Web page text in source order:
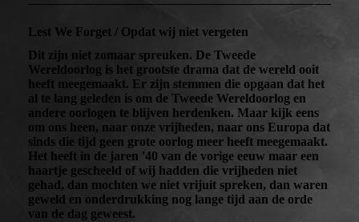
Lest We Forget / Opdat wij niet vergeten
Dit zijn niet zomaar spreuken. De Tweede
Wereldoorlog is het grootste drama dat de wereld ooit
heeft meegemaakt. Er zijn stemmen die opgaan dat het
al te lang geleden is om de Tweede Wereldoorlog en
andere oorlogen te blijven herdenken. Maar kijk eens
om ons heen, naar onze vrijheden, naar ons Europa dat
sinds die tijd geen grote oorlog meer heeft meegemaakt.
Het heeft in de jaren '40 van de vorige eeuw maar een
haartje gescheeld of wij hadden die vrijheden niet
gehad, dan mochten we niet vrijuit spreken, dan waren
geweld en onderdrukking nog lange tijd aan de orde
van de dag geweest.